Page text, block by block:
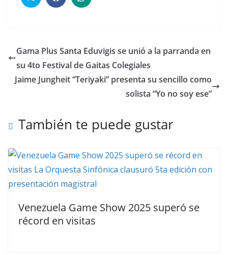
Gama Plus Santa Eduvigis se unió a la parranda en
su 4to Festival de Gaitas Colegiales
Jaime Jungheit “Teriyaki” presenta su sencillo como
solista “Yo no soy ese”
También te puede gustar
Venezuela Game Show 2025 superó se
récord en visitas